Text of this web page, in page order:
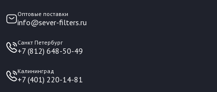
Оптовые поставки
info@sever-filters.ru
Санкт Петербург
+7 (812) 648-50-49
Калининград
+7 (401) 220-14-81